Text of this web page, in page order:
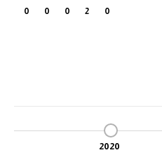
0
2
0
0
0
2020